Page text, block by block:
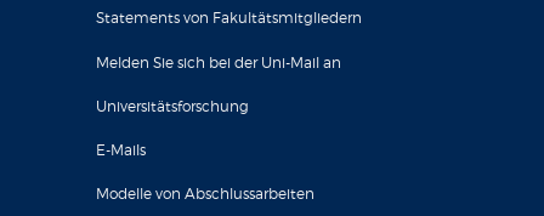
Statements von Fakultätsmitgliedern
Melden Sie sich bei der Uni-Mail an
Universitätsforschung
E-Mails
Modelle von Abschlussarbeiten